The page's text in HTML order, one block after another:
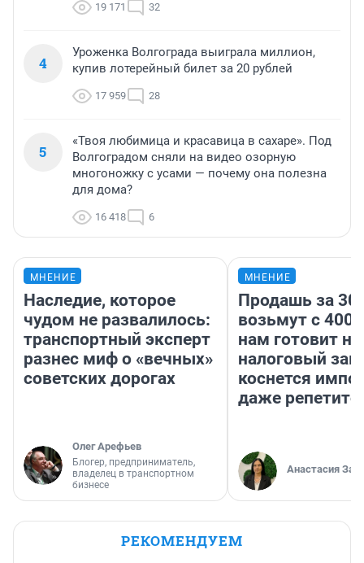
19 171 32
4
Уроженка Волгограда выиграла миллион,
купив лотерейный билет за 20 рублей
17 959 28
5
«Твоя любимица и красавица в сахаре». Под
Волгоградом сняли на видео озорную
многоножку с усами — почему она полезна
для дома?
16 418 6
МНЕНИЕ
Наследие, которое
чудом не развалилось:
транспортный эксперт
разнес миф о «вечных»
советских дорогах
Олег Арефьев
Блогер, предприниматель,
владелец в транспортном
бизнесе
МНЕНИЕ
Продашь за
возьмут с
нам готовит
налоговый
коснется
даже
Анастасия
РЕКОМЕНДУЕМ